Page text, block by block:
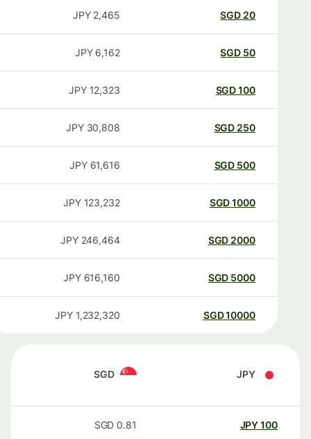
20
SGD
2,465
JPY
50
SGD
6,162
JPY
100
SGD
12,323
JPY
250
SGD
30,808
JPY
500
SGD
61,616
JPY
1000
SGD
123,232
JPY
2000
SGD
246,464
JPY
5000
SGD
616,160
JPY
10000
SGD
1,232,320
JPY
JPY
SGD
100
JPY
0.81
SGD